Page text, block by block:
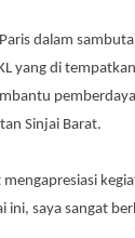
dalam
yang di
Sinjai Barat.
ini, saya sangat